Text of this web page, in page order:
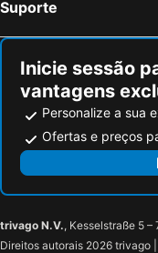
Hotel Arcantis Le
Maison d'hôtes les
Suporte
Inicie sessão
vantagens
Personalize a sua
Ofertas e preços
trivago N.V., Kesselstraße 5 –
Direitos autorais 2026 trivago